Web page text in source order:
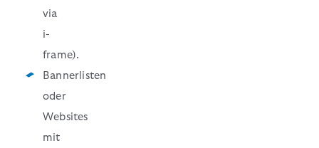
via
i-
frame).
Bannerlisten
oder
Websites
mit